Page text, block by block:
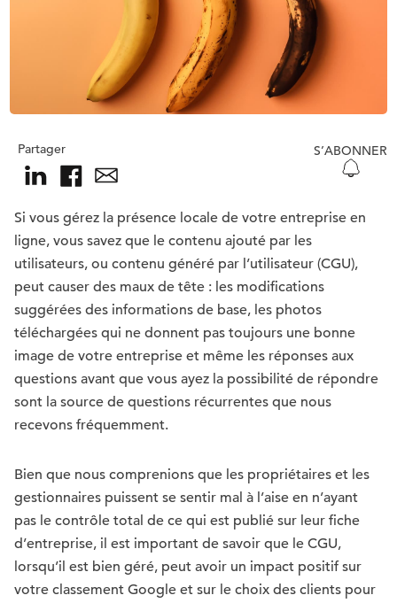
Partager S’ABONNER
Si vous gérez la présence locale de votre entreprise en
ligne, vous savez que le contenu ajouté par les
utilisateurs, ou contenu généré par l’utilisateur (CGU),
peut causer des maux de tête : les modifications
suggérées des informations de base, les photos
téléchargées qui ne donnent pas toujours une bonne
image de votre entreprise et même les réponses aux
questions avant que vous ayez la possibilité de répondre
sont la source de questions récurrentes que nous
recevons fréquemment.
Bien que nous comprenions que les propriétaires et les
gestionnaires puissent se sentir mal à l’aise en n’ayant
pas le contrôle total de ce qui est publié sur leur fiche
d’entreprise, il est important de savoir que le CGU,
lorsqu’il est bien géré, peut avoir un impact positif sur
votre classement Google et sur le choix des clients pour